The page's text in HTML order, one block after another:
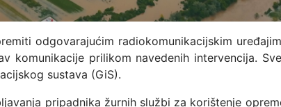
odgovarajućim radiokomunikacijskim
komunikacije prilikom navedenih intervencija.
sustava (GiS).
pripadnika žurnih službi za korištenje